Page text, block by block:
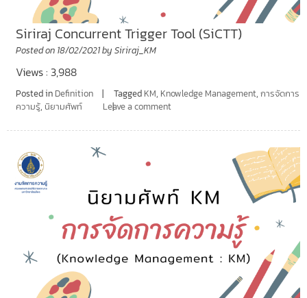
Siriraj Concurrent Trigger Tool (SiCTT)
Posted on 18/02/2021by Siriraj_KM
Views : 3,988
Posted in Definition Tagged KM, Knowledge Management, การจัดการ
ความรู้, นิยามศัพท์ Leave a comment